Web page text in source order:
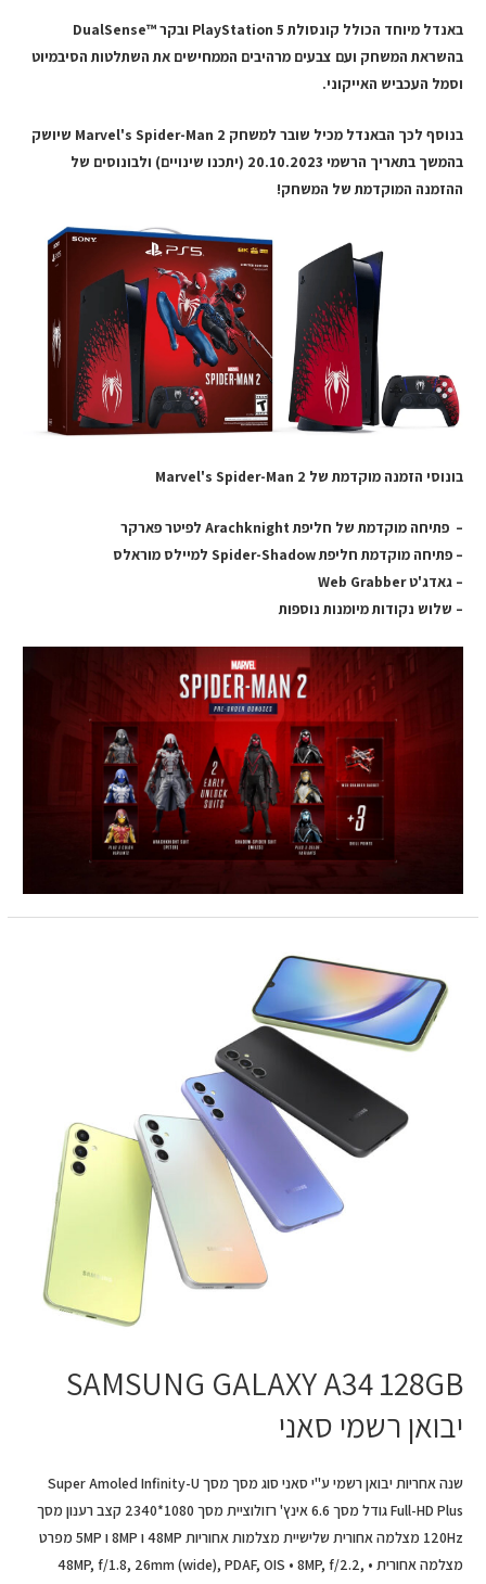
באנדל מיוחד הכולל קונסולת PlayStation 5 ובקר ™DualSense
בהשראת המשחק ועם צבעים מרהיבים הממחישים את השתלטות הסיבמיוט
וסמל העכביש האייקוני.
בנוסף לכך הבאנדל מכיל שובר למשחק Marvel's Spider-Man 2 שיושק
בהמשך בתאריך הרשמי 20.10.2023 (יתכנו שינויים) ולבונוסים של
ההזמנה המוקדמת של המשחק!
בונוסי הזמנה מוקדמת של Marvel's Spider-Man 2
– פתיחה מוקדמת של חליפת Arachknight לפיטר פארקר
– פתיחה מוקדמת חליפת Spider-Shadow למיילס מוראלס
– גאדג'ט Web Grabber
– שלוש נקודות מיומנות נוספות
SAMSUNG GALAXY A34 128GB
יבואן רשמי סאני
שנה אחריות יבואן רשמי ע"י סאני סוג מסך מסך Super Amoled Infinity-U
Full-HD Plus גודל מסך 6.6 אינץ' רזולוציית מסך 1080*2340 קצב רענון מסך
120Hz מצלמה אחורית שלישיית מצלמות אחוריות 48MP ו 8MP ו 5MP מפרט
מצלמה אחורית • 48MP, f/1.8, 26mm (wide), PDAF, OIS • 8MP, f/2.2,
GALAXY
A34
128GB